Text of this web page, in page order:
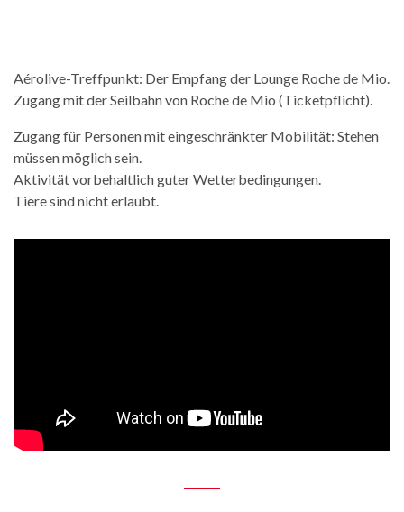
Aérolive-Treffpunkt: Der Empfang der Lounge Roche de Mio.
Zugang mit der Seilbahn von Roche de Mio (Ticketpflicht).
Zugang für Personen mit eingeschränkter Mobilität: Stehen
müssen möglich sein.
Aktivität vorbehaltlich guter Wetterbedingungen.
Tiere sind nicht erlaubt.